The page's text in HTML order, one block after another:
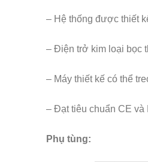
– Hệ thống được thiết
– Điện trở kim loại bọc
– Máy thiết kế có thể
– Đạt tiêu chuẩn CE và
Phụ tùng: